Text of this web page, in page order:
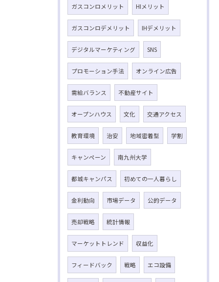
ガスコンロメリット HIメリット
ガスコンロデメリット IHデメリット
デジタルマーケティング SNS
プロモーション手法 オンライン広告
需給バランス 不動産サイト
オープンハウス 文化 交通アクセス
教育環境 治安 地域密着型 学割
キャンペーン 南九州大学
都城キャンパス 初めての一人暮らし
金利動向 市場データ 公的データ
売却戦略 統計情報
マーケットトレンド 収益化
フィードバック 戦略 エコ設備